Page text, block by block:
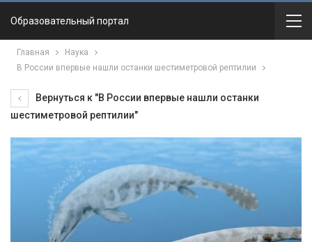
Образовательный портал
Главная
Наука
В России впервые нашли останки шестиметровой рептилии
Вернуться к "В России впервые нашли останки
шестиметровой рептилии"